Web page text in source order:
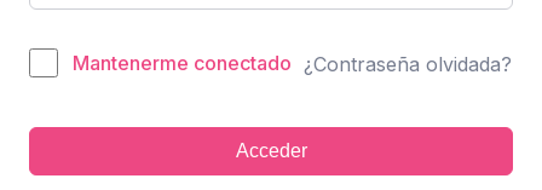
Mantenerme conectado ¿Contraseña olvidada?
Acceder